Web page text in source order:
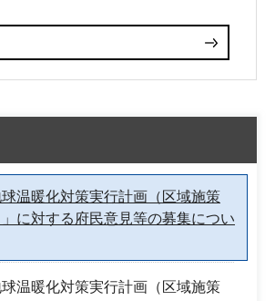
球温暖化対策実行計画（区域施策
に対する府民意見等の募集につい
球温暖化対策実行計画（区域施策